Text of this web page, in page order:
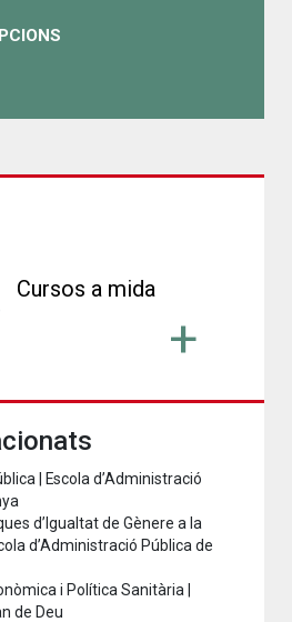
Cursos a mida
| Escola d’Administració
d’Igualtat de Gènere a la
d’Administració Pública de
i Política Sanitària |
de Deu